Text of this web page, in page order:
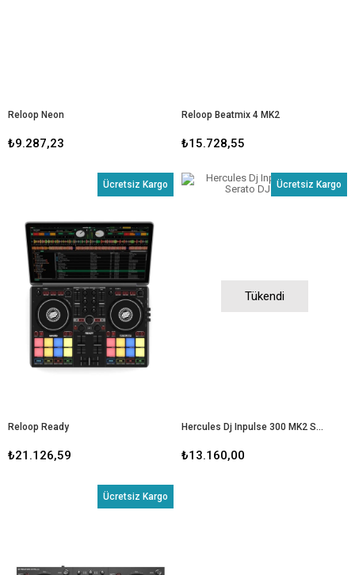
Reloop Neon
₺9.287,23
Reloop Beatmix 4 MK2
₺15.728,55
Reloop Ready
₺21.126,59
Ücretsiz Kargo
Tükendi
Hercules Dj Inpulse 300 MK2 Serato DJ Controller
₺13.160,00
Ücretsiz Kargo
Ücretsiz Kargo